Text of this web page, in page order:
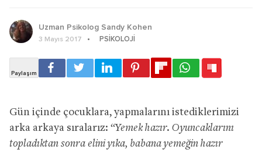
Uzman Psikolog Sandy Kohen
3 Mayıs 2017 PSIKOLOJI
Gün içinde çocuklara, yapmalarını istediklerimizi
arka arkaya sıralarız: “Yemek hazır. Oyuncaklarını
topladıktan sonra elini yıka, babana yemeğin hazır